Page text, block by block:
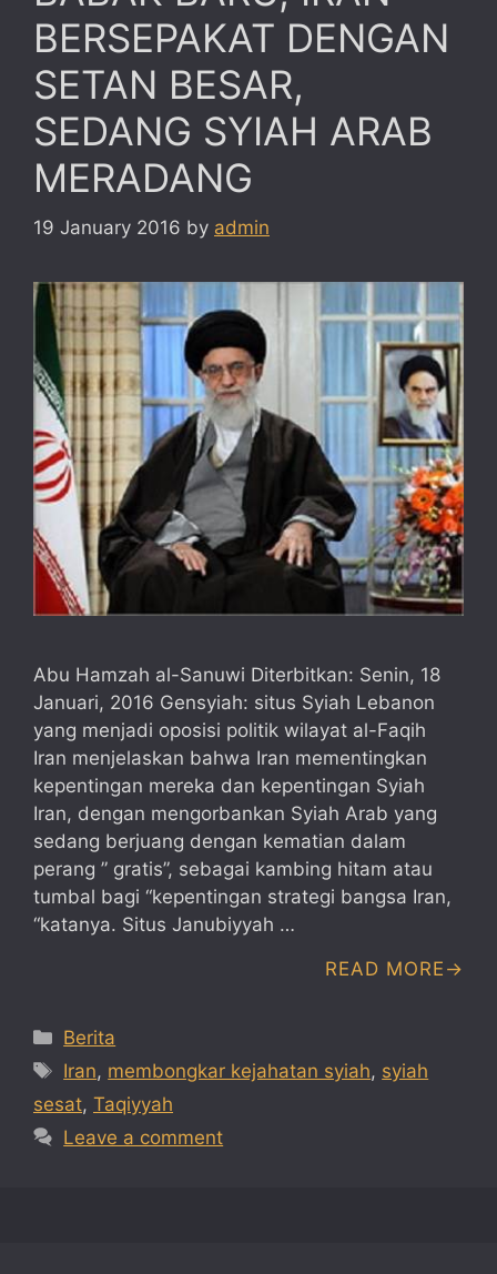
BERSEPAKAT DENGAN
SETAN BESAR,
SEDANG SYIAH ARAB
MERADANG
19 January 2016 by admin
Abu Hamzah al-Sanuwi Diterbitkan: Senin, 18
Januari, 2016 Gensyiah: situs Syiah Lebanon
yang menjadi oposisi politik wilayat al-Faqih
Iran menjelaskan bahwa Iran mementingkan
kepentingan mereka dan kepentingan Syiah
Iran, dengan mengorbankan Syiah Arab yang
sedang berjuang dengan kematian dalam
perang ” gratis”, sebagai kambing hitam atau
tumbal bagi “kepentingan strategi bangsa Iran,
“katanya. Situs Janubiyyah …
READ MORE
Categories
Berita
Tags
Iran, membongkar kejahatan syiah, syiah
sesat, Taqiyyah
Leave a comment